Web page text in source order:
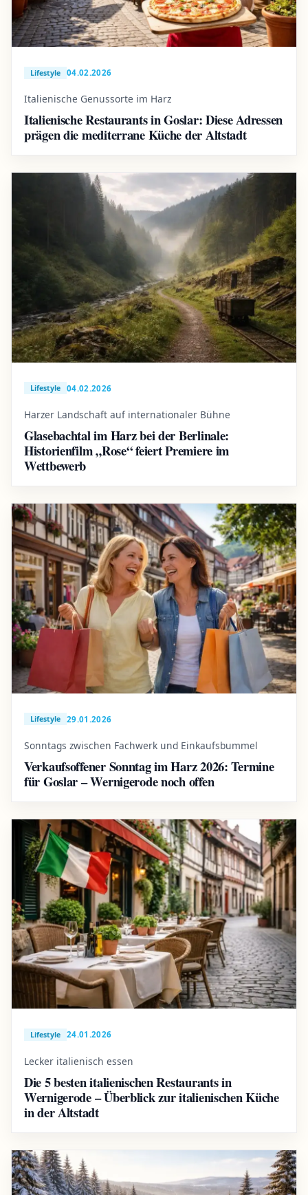
Lifestyle 04.02.2026
Italienische Genussorte im Harz
Italienische Restaurants in Goslar: Diese Adressen
prägen die mediterrane Küche der Altstadt
Lifestyle 04.02.2026
Harzer Landschaft auf internationaler Bühne
Glasebachtal im Harz bei der Berlinale:
Historienfilm „Rose“ feiert Premiere im
Wettbewerb
Lifestyle 29.01.2026
Sonntags zwischen Fachwerk und Einkaufsbummel
Verkaufsoffener Sonntag im Harz 2026: Termine
für Goslar – Wernigerode noch offen
Lifestyle 24.01.2026
Lecker italienisch essen
Die 5 besten italienischen Restaurants in
Wernigerode – Überblick zur italienischen Küche
in der Altstadt